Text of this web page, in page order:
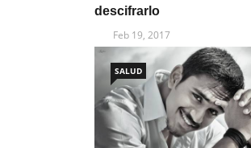
descifrarlo
Feb 19, 2017
SALUD